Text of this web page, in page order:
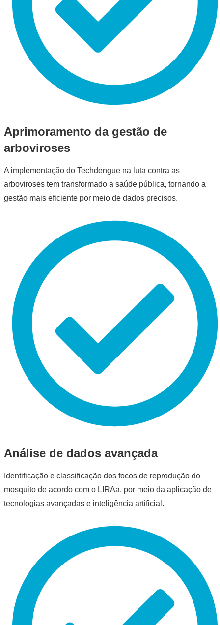
Aprimoramento da gestão de
arboviroses
A implementação do Techdengue na luta contra as
arboviroses tem transformado a saúde pública, tornando a
gestão mais eficiente por meio de dados precisos.
Análise de dados avançada
Identificação e classificação dos focos de reprodução do
mosquito de acordo com o LIRAa, por meio da aplicação de
tecnologias avançadas e inteligência artificial.